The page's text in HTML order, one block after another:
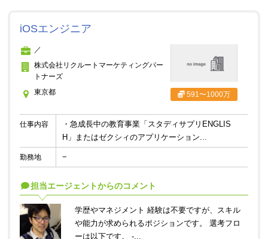
iOSエンジニア
／
株式会社リクルートマーケティングパー
トナーズ
東京都
591〜1000万
仕事内容
・急成長中の教育事業「スタディサプリENGLIS
H」またはゼクシィのアプリケーション...
勤務地 −
担当エージェントからのコメント
学歴やマネジメント 経験は不要ですが、スキル
や能力が求められるポジションです。 選考フロ
ーは以下です。 -...